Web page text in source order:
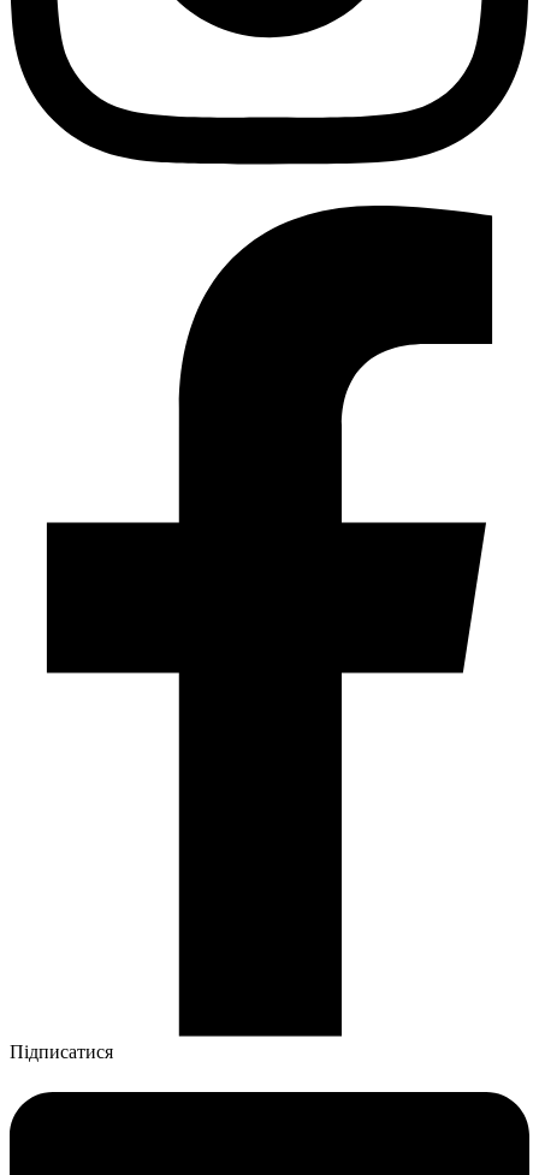
Підписатися